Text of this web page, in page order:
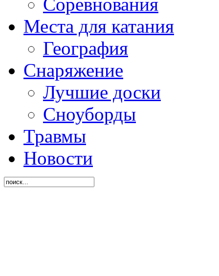
Места для катания
География
Снаряжение
Лучшие доски
Сноуборды
Травмы
Новости